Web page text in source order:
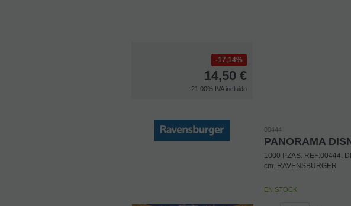
17,14%
14,50 €
21.00% IVA incluido
00444
PANORAMA
1000 PZAS. REF:00444.
cm. RAVENSBURGER
EN STOCK